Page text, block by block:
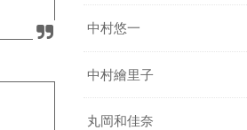
中村悠一
中村繪里子
丸岡和佳奈